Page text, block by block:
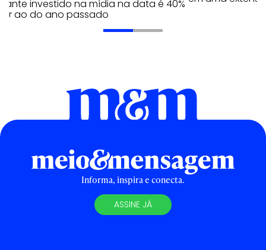
investido na mídia na data é 40%
ao do ano passado
Informa, inspira e conecta.
ASSINE JÁ